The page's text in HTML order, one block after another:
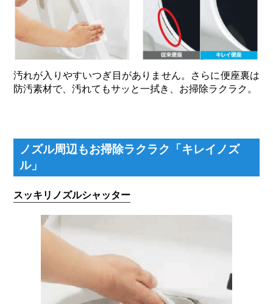
汚れが入りやすいつぎ目がありません。さらに便座裏は
防汚素材で、汚れてもサッと一拭き、お掃除ラクラク。
ノズル周辺もお掃除ラクラク「キレイノズ
ル」
スッキリノズルシャッター